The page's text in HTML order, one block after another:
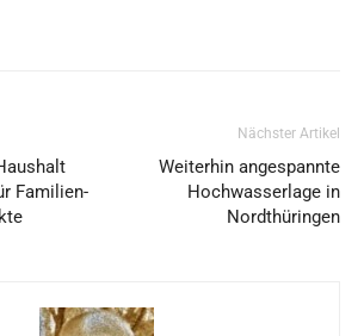
Familien-
Nächster Artikel
Weiterhin angespannte
Hochwasserlage in
Nordthüringen